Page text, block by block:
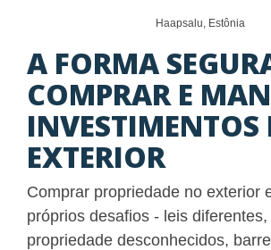
Haapsalu, Estônia
A FORMA
COMPRAR E
INVESTIMENTOS
EXTERIOR
Comprar propriedade no exterior
próprios desafios - leis
propriedade desconhecidos,